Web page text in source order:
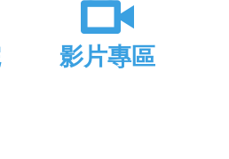
影片專區